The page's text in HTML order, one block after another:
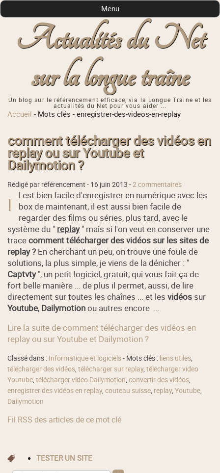
Actualités du Net
sur la longue traîne
Un blog sur le référencement efficace, via la Longue Traine et les
actualités du Net pour vous aider ...
Menu
Accueil - Mots clés -enregistrer-des-videos-en-replay
comment télécharger des vidéos en
replay ou sur Youtube et
Dailymotion ?
Rédigé par référencement - 16 juin 2013 -2 commentaires
I
l est bien facile d'enregistrer en numérique avec les
box de maintenant, il est aussi bien facile de
regarder des films ou séries, plus tard, avec le
système du " replay" mais si l'on veut en conserver une
tracecomment télécharger des vidéos sur les sites de
replay ? En cherchant un peu, on trouve une foule de
solutions, la plus simple, je viens de la dénicher : "
Captvty", un petit logiciel, gratuit, qui vous fait ça de
fort belle manière ... de plus il permet, aussi, de lire
directement sur toutes les chaînes ... et lesvidéos sur
Youtube, Dailymotionou autres encore ...
Lire la suite de comment télécharger des vidéos en
replay ou sur Youtube et Dailymotion ?
Classé dans : Informatique et logiciels- Mots clés : liens utiles,
télécharger des vidéos,télécharger sur replay,télécharger video
Youtube,télécharger video Dailymotion,convertir des vidéos,
enregistrer des vidéos en replay,couteau suisse, replay,Youtube,
Dailymotion
Fil RSS des articles de ce mot clé
TESTER UN SITE